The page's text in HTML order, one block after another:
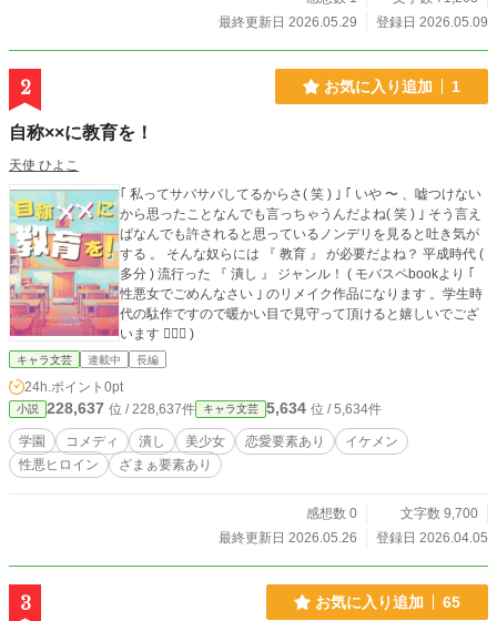
最終更新日 2026.05.29
登録日 2026.05.09
2 お気に入り追加 1
自称××に教育を！
天使 ひよこ
｢ 私ってサバサバしてるからさ( 笑 ) ｣ ｢ いや 〜 、嘘つけない
から思ったことなんでも言っちゃうんだよね( 笑 ) ｣ そう言え
ばなんでも許されると思っているノンデリを見ると吐き気が
する 。 そんな奴らには 『 教育 』 が必要だよね？ 平成時代 (
多分 ) 流行った 『 潰し 』 ジャンル！ ( モバスペbookより ｢
性悪女でごめんなさい ｣ のリメイク作品になります 。学生時
代の駄作ですので暖かい目で見守って頂けると嬉しいでござ
います 🙇🏻‍♀️ )
キャラ文芸 連載中 長編
24h.ポイント 0pt
小説 228,637 位 / 228,637件 キャラ文芸 5,634 位 / 5,634件
学園 コメディ 潰し 美少女 恋愛要素あり
イケメン
性悪ヒロイン
ざまぁ要素あり
感想数 0
文字数 9,700
最終更新日 2026.05.26
登録日 2026.04.05
3 お気に入り追加 65